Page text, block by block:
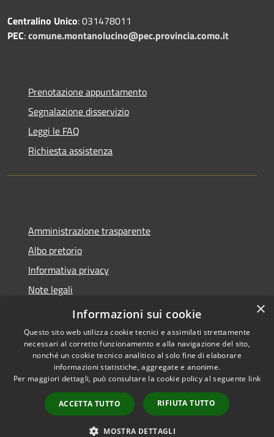
Centralino Unico: 031478011
PEC:comune.montanolucino@pec.provincia.como.it
Prenotazione appuntamento
Segnalazione disservizio
Leggi le FAQ
Richiesta assistenza
Amministrazione trasparente
Albo pretorio
Informativa privacy
Note legali
Dichiarazione di accessibilità
Accessibilità
Copyright © 2026 • Comune di
Montano Lucino • Powered by
Municipium•
Accesso
redazione
×
Informazioni sui cookie
Questo sito web utilizza cookie tecnici e assimilati strettamente
necessari al corretto funzionamento e alla navigazione del sito,
nonché un cookie tecnico analitico al solo fine di elaborare
informazioni statistiche, aggregate e anonime.
Per maggiori dettagli, può consultare la cookie policy al seguente link
ACCETTA TUTTO RIFIUTA TUTTO
MOSTRA DETTAGLI